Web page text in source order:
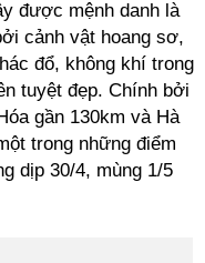
được mệnh danh là
cảnh vật hoang sơ,
đổ, không khí trong
tuyệt đẹp. Chính bởi
gần 130km và Hà
trong những điểm
dịp 30/4, mùng 1/5